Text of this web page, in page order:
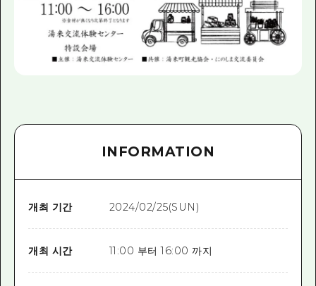
INFORMATION
개최 기간 2024/02/25(SUN)
개최 시간 11:00 부터 16:00 까지